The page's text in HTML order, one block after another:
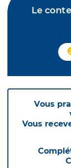
Le
Vous
Vous